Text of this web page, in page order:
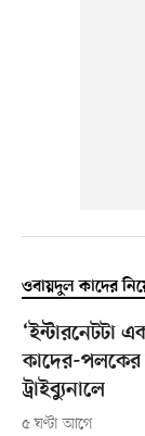
ওবায়দুল কাদের
‘ইন্টারনেটটা
কাদের-
ট্রাইব্যুনালে
৫ ঘণ্টা আগে